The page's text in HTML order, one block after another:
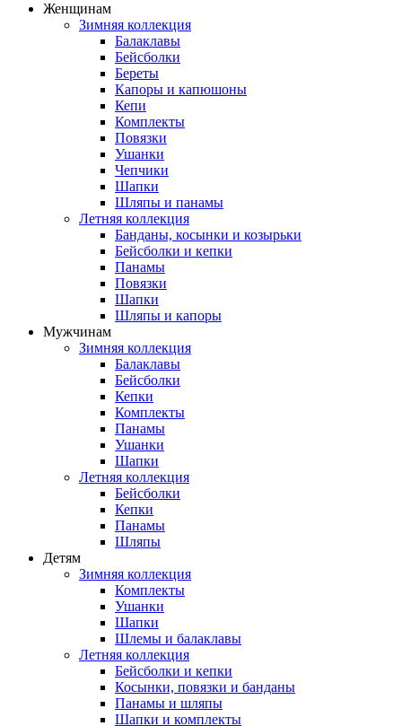
Женщинам
Зимняя коллекция
Балаклавы
Бейсболки
Береты
Капоры и капюшоны
Кепи
Комплекты
Повязки
Ушанки
Чепчики
Шапки
Шляпы и панамы
Летняя коллекция
Банданы, косынки и козырьки
Бейсболки и кепки
Панамы
Повязки
Шапки
Шляпы и капоры
Мужчинам
Зимняя коллекция
Балаклавы
Бейсболки
Кепки
Комплекты
Панамы
Ушанки
Шапки
Летняя коллекция
Бейсболки
Кепки
Панамы
Шляпы
Детям
Зимняя коллекция
Комплекты
Ушанки
Шапки
Шлемы и балаклавы
Летняя коллекция
Бейсболки и кепки
Косынки, повязки и банданы
Панамы и шляпы
Шапки и комплекты